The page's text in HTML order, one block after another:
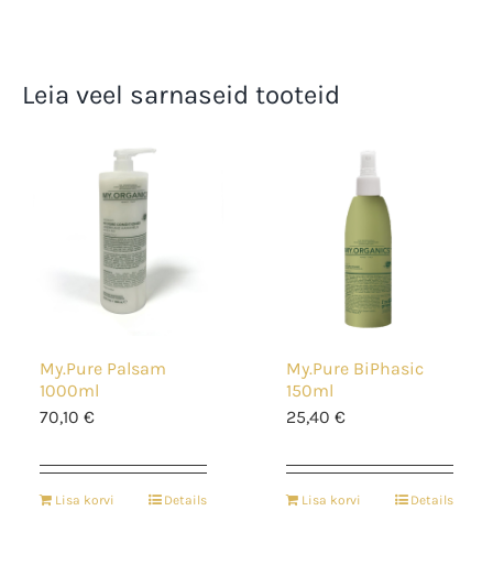
Leia veel sarnaseid tooteid
My.Pure Palsam
1000ml
70,10 €
Lisa korvi Details
My.Pure BiPhasic
150ml
25,40 €
Lisa korvi Details